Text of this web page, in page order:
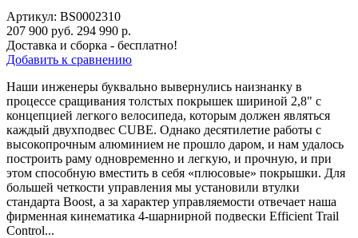
Артикул: BS0002310
207 900 руб. 294 990 р.
Доставка и сборка - бесплатно!
Добавить к сравнению
Наши инженеры буквально вывернулись наизнанку в
процессе сращивания толстых покрышек шириной 2,8" с
концепцией легкого велосипеда, которым должен являться
каждый двухподвес CUBE. Однако десятилетие работы с
высокопрочным алюминием не прошло даром, и нам удалось
построить раму одновременно и легкую, и прочную, и при
этом способную вместить в себя «плюсовые» покрышки. Для
большей четкости управления мы установили втулки
стандарта Boost, а за характер управляемости отвечает наша
фирменная кинематика 4-шарнирной подвески Efficient Trail
Control...